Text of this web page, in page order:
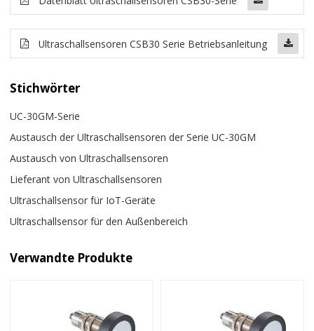
Ultraschallsensoren CSB30 Serie Betriebsanleitung
Stichwörter
UC-30GM-Serie
Austausch der Ultraschallsensoren der Serie UC-30GM
Austausch von Ultraschallsensoren
Lieferant von Ultraschallsensoren
Ultraschallsensor für IoT-Geräte
Ultraschallsensor für den Außenbereich
Verwandte Produkte